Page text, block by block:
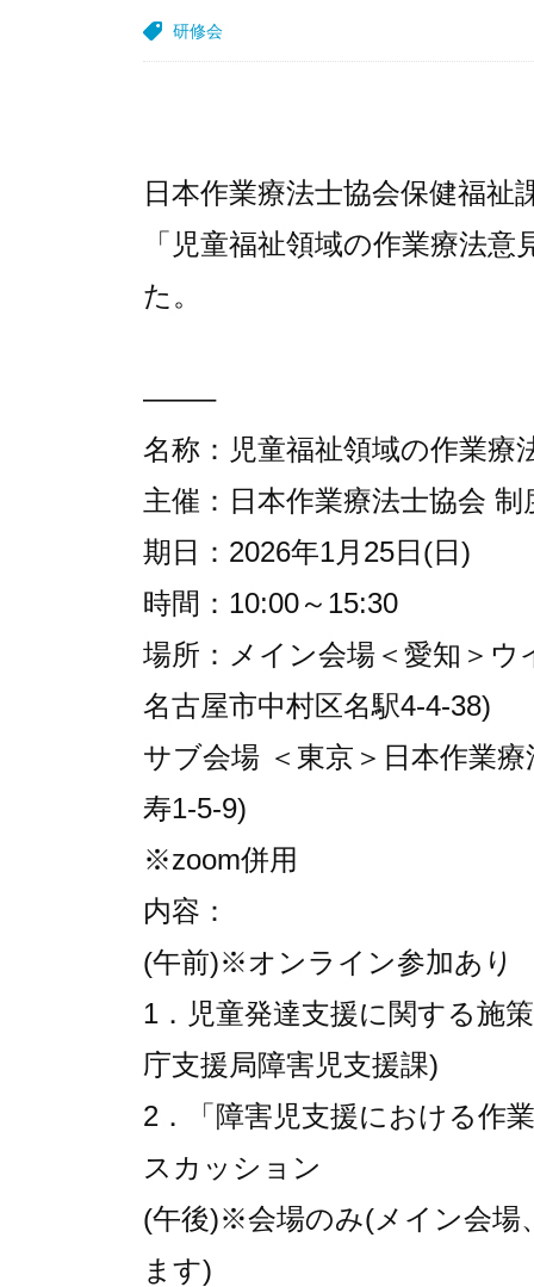
研修会
日本作業療法士協会保健福祉
「児童福祉領域の作業療法
た。
——–
名称：児童福祉領域の作業療
主催：日本作業療法士協会
期日：2026年1月25日(日)
時間：10:00～15:30
場所：メイン会場＜愛知＞
名古屋市中村区名駅4-4-38)
サブ会場 ＜東京＞日本作業
寿1-5-9)
※zoom併用
内容：
(午前)※オンライン参加あり
1．児童発達支援に関する施
庁支援局障害児支援課)
2．「障害児支援における作
スカッション
(午後)※会場のみ(メイン会場
ます)